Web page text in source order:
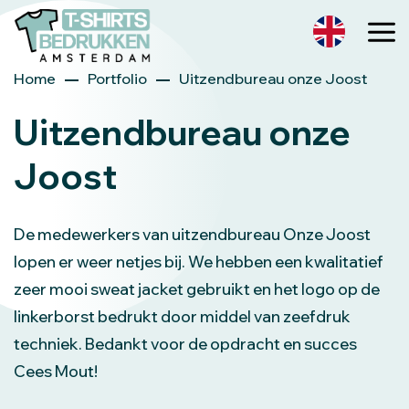
Home Portfolio Uitzendbureau onze Joost
Uitzendbureau onze
Joost
De medewerkers van uitzendbureau Onze Joost
lopen er weer netjes bij. We hebben een kwalitatief
zeer mooi sweat jacket gebruikt en het logo op de
linkerborst bedrukt door middel van zeefdruk
techniek. Bedankt voor de opdracht en succes
Cees Mout!